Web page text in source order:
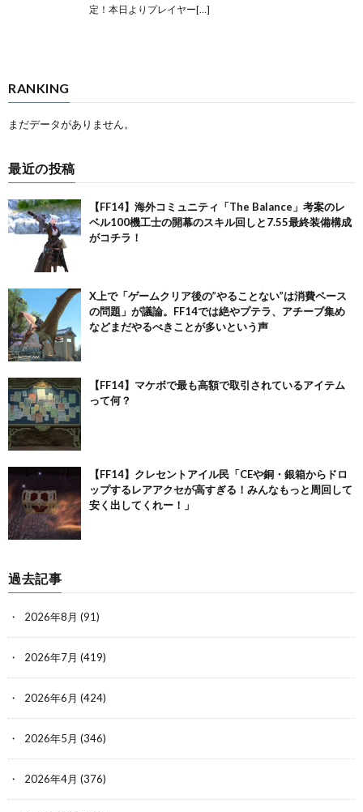
定！本日よりプレイヤー[…]
RANKING
まだデータがありません。
最近の投稿
【FF14】海外コミュニティ「The Balance」考案のレ
ベル100機工士の開幕のスキル回しと7.55最終装備構成
がコチラ！
X上で「ゲームクリア後の”やることない”は消費ペース
の問題」が議論。FF14では絶やプテラ、アチーブ集め
などまだやるべきことが多いという声
【FF14】マケボで最も高額で取引されているアイテム
って何？
【FF14】クレセントアイル民「CEや銅・銀箱からドロ
ップするレアアクセが高すぎる！みんなもっと周回して
安く出してくれー！」
過去記事
2026年8月 (91)
2026年7月 (419)
2026年6月 (424)
2026年5月 (346)
2026年4月 (376)